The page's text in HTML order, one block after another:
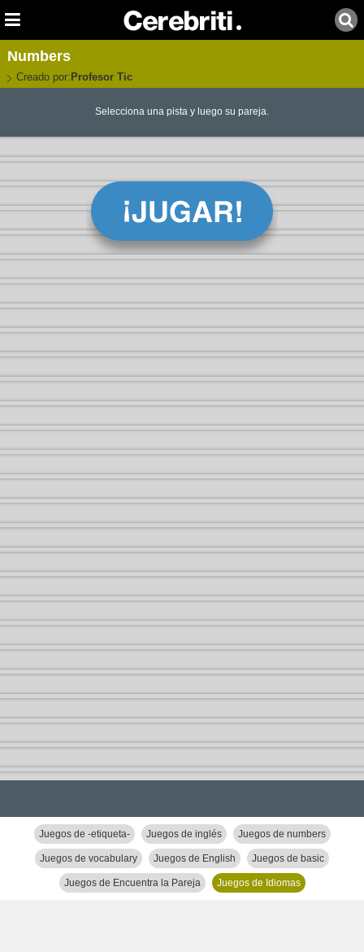
Numbers
Creado por: Profesor Tic
Selecciona una pista y luego su pareja.
Juegos de -etiqueta- Juegos de inglés Juegos de numbers
Juegos de vocabulary Juegos de English Juegos de basic
Juegos de Encuentra la Pareja Juegos de Idiomas